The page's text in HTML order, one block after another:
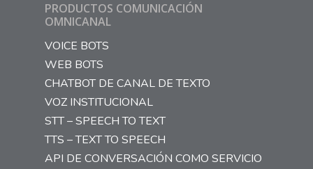
PRODUCTOS COMUNICACIÓN
OMNICANAL
VOICE BOTS
WEB BOTS
CHATBOT DE CANAL DE TEXTO
VOZ INSTITUCIONAL
STT – SPEECH TO TEXT
TTS – TEXT TO SPEECH
API DE CONVERSACIÓN COMO SERVICIO